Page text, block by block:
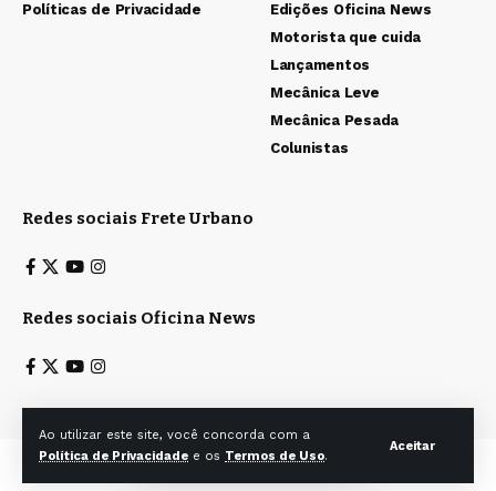
Ao utilizar este site, você concorda com a
Política de Privacidade e os Termos de Uso.
Aceitar
Políticas de Privacidade
Edições Oficina News
Motorista que cuida
Lançamentos
Mecânica Leve
Mecânica Pesada
Colunistas
Redes sociais Frete Urbano
Redes sociais Oficina News
Todos os direitos reservados a Ita & Caiana Editoras Ltda. © 2025